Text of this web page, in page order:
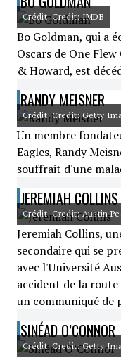
Crédit: Credit: IMDB
Bo Goldman, qui a
Oscars de One
& Howard, est
RANDY MEISNER
Crédit: Credit: Getty
Un membre
Eagles, Randy
souffrait d'une
JEREMIAH COLLINS
Crédit: Credit: Austin
Jeremiah Collins,
secondaire qui se
avec l'Université
accident de la
un communiqué de
SINÉAD O’CONNOR
Crédit: Credit: Getty